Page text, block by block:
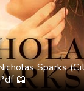
Sparks
📖